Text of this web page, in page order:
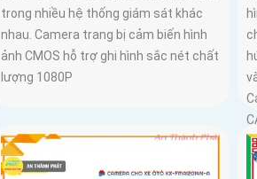
trong nhiều hệ thống giám sát khác
nhau. Camera trang bị cảm biến hình
ảnh CMOS hỗ trợ ghi hình sắc nét chất
lượng 1080P